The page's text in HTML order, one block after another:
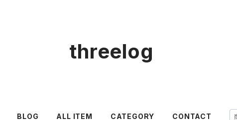
threelog
BLOG ALL ITEM CATEGORY CONTACT